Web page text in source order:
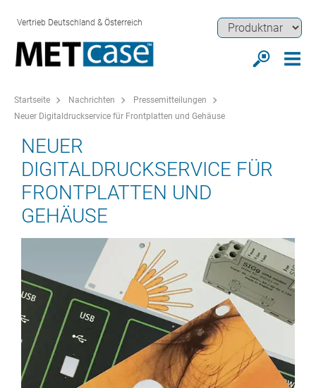
Vertrieb Deutschland & Österreich
Startseite Nachrichten
Pressemitteilungen
Neuer Digitaldruckservice für Frontplatten und Gehäuse
NEUER
DIGITALDRUCKSERVICE FÜR
FRONTPLATTEN UND
GEHÄUSE